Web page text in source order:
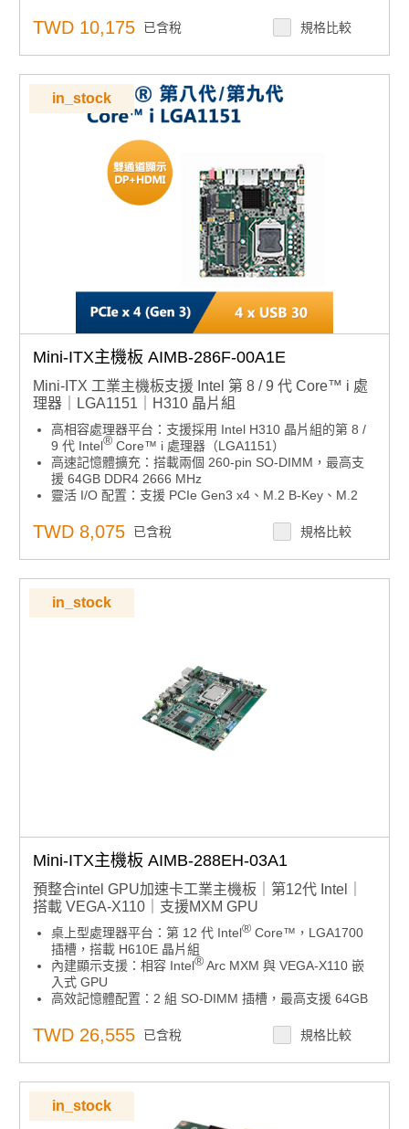
(16GT/s), USB3.2 Gen2 (10Gbps), 2.5GbE
靈活顯示輸出：Quad independent 4K displays with 2
DP1.4, 1 HDMI, and 1 LVDS
高速擴充能力：Rich expansion: M.2 M key for NVMe
SSD, M.2 E key for wireless, 2 SATA
穩定供電架構：12-24V DCin Power Input
軟體整合架構：Windows 10 LTSC & Ubuntu 22.04 LTS;
SUSI API and WISE-DeviceOn
產品諮詢服務：
規格諮詢 / 案場規劃 / 交期確認
TWD 10,175 已含稅 規格比較
in_stock
Mini-ITX主機板 AIMB-286F-00A1E
Mini-ITX 工業主機板支援 Intel 第 8 / 9 代 Core™ i 處
理器｜LGA1151｜H310 晶片組
高相容處理器平台：支援採用 Intel H310 晶片組的第 8 /
9 代 Intel® Core™ i 處理器（LGA1151）
高速記憶體擴充：搭載兩個 260-pin SO-DIMM，最高支
援 64GB DDR4 2666 MHz
靈活 I/O 配置：支援 PCIe Gen3 x4、M.2 B-Key、M.2
多介面顯示輸出：支援 DP、HDMI、LVDS 或 eDP 雙顯
進階安全模組：支援 TPM 1.2 / 2.0（選配）
緊湊電源設計：薄型 Mini-ITX，支援 12V DC 輸入
軟體整合支援：相容 Windows 10 LTSC、Ubuntu 20.04
LTS，支援 SUSI API 與 WISE-DeviceOn
TWD 8,075 已含稅 規格比較
in_stock
Mini-ITX主機板 AIMB-288EH-03A1
預整合intel GPU加速卡工業主機板｜第12代 Intel｜
搭載 VEGA-X110｜支援MXM GPU
桌上型處理器平台：第 12 代 Intel® Core™，LGA1700
插槽，搭載 H610E 晶片組
內建顯示支援：相容 Intel®Arc MXM 與 VEGA-X110 嵌
入式 GPU
高效記憶體配置：2 組 SO-DIMM 插槽，最高支援 64GB
顯示介面靈活：2 x DP、1 x eDP，支援 4K 三螢幕獨立
擴充彈性強：內建 M.2 M-Key、B-Key、4 x USB 3.2
Gen2x1、2 x USB 3.2 Gen1x1 與 SATA III
系統整合便利：支援 Windows 10 LTSC、Ubuntu 20.04
LTS，搭配 SUSI API 與 WISE-DeviceOn 工具
TWD 26,555 已含稅 規格比較
in_stock